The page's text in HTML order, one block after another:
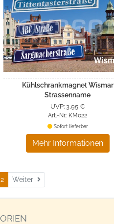
Kühlschrankmagnet Wismar
Strassenname
UVP: 3,95 €
Art.-Nr.: KM022
Mehr Informationen
Sofort lieferbar
2 Weiter